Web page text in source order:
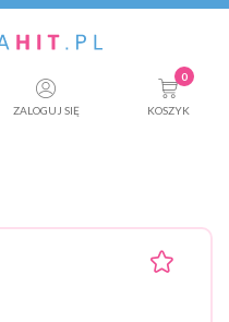
ZALOGUJ SIĘ
0
KOSZYK